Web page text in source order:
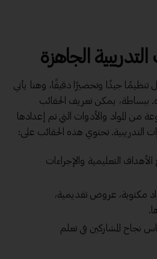
الجاهزة
جيدًا وتحضيرًا دقيقًا، وهنا يأتي
ببساطة، يمكن تعريف الحقائب
من المواد والأدوات التي تم إعدادها
التدريبية. تحتوي هذه الحقائب على:
التعليمية والإجراءات
مكتوبة، عروض تقديمية،
نجاح المشاركين في تعلم